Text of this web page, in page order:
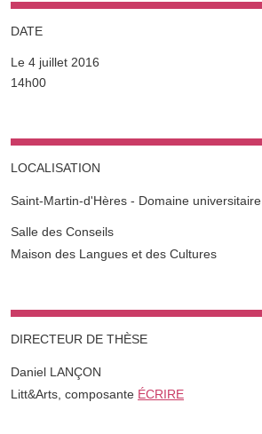
DATE
Le 4 juillet 2016
Complément date
14h00
LOCALISATION
Saint-Martin-d'Hères - Domaine universitaire
Complément lieu
Salle des Conseils
Maison des Langues et des Cultures
DIRECTEUR DE THÈSE
Daniel LANÇON
Litt&Arts, composante ÉCRIRE